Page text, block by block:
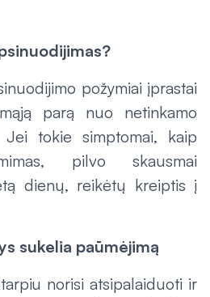
požymiai įprastai
parą nuo netinkamo
Jei tokie simptomai, kaip
pilvo skausmai
dienų, reikėtų kreiptis į
sukelia paūmėjimą
norisi atsipalaiduoti ir